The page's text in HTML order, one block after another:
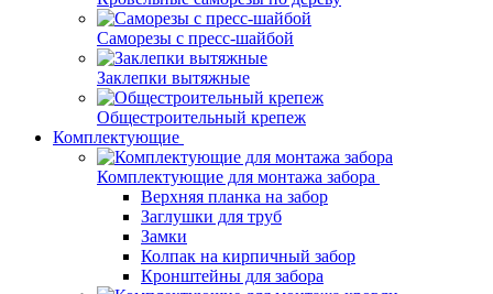
Саморезы с пресс-шайбой
Заклепки вытяжные
Общестроительный крепеж
Комплектующие
Комплектующие для монтажа забора
Верхняя планка на забор
Заглушки для труб
Замки
Колпак на кирпичный забор
Кронштейны для забора